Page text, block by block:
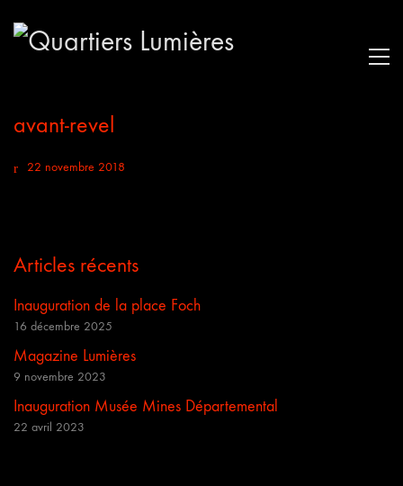
avant-revel
22 novembre 2018
Articles récents
Inauguration de la place Foch
16 décembre 2025
Magazine Lumières
9 novembre 2023
Inauguration Musée Mines Départemental
22 avril 2023